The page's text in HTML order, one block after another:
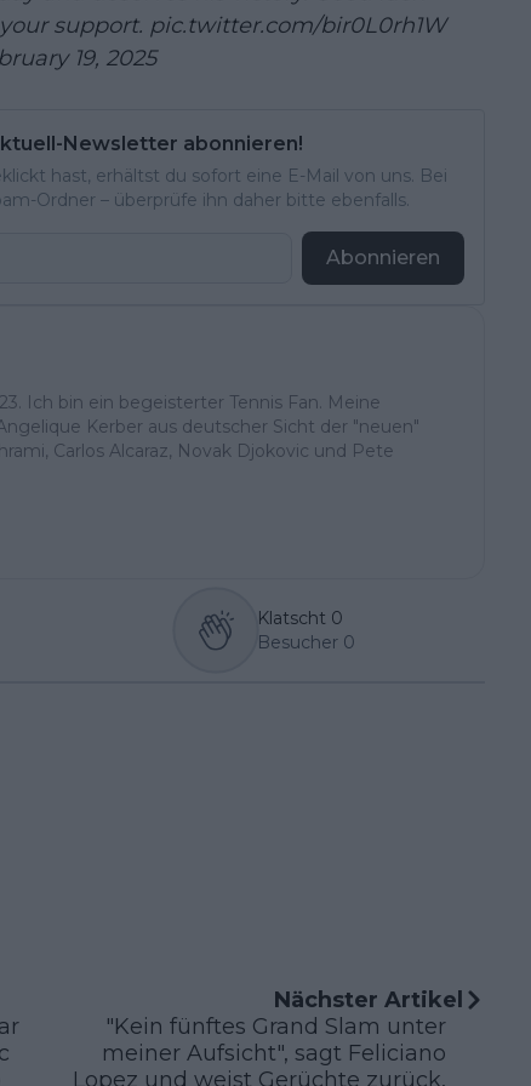
support. pic.twitter.com/bir0L0rh1W
19, 2025
Newsletter abonnieren!
hast, erhältst du sofort eine E-Mail von uns. Bei
Ordner – überprüfe ihn daher bitte ebenfalls.
Abonnieren
Ich bin ein begeisterter Tennis Fan. Meine
Kerber aus deutscher Sicht der "neuen"
Carlos Alcaraz, Novak Djokovic und Pete
Klatscht 0
Besucher 0
Nächster Artikel
"Kein fünftes Grand Slam unter
meiner Aufsicht", sagt Feliciano
Lopez und weist Gerüchte zurück,